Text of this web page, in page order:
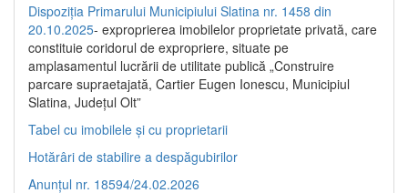
Dispoziția Primarului Municipiului Slatina nr. 1458 din
20.10.2025- exproprierea imobilelor proprietate privată, care
constituie coridorul de expropriere, situate pe
amplasamentul lucrării de utilitate publică „Construire
parcare supraetajată, Cartier Eugen Ionescu, Municipiul
Slatina, Județul Olt”
Tabel cu imobilele și cu proprietarii
Hotărâri de stabilire a despăgubirilor
Anunțul nr. 18594/24.02.2026